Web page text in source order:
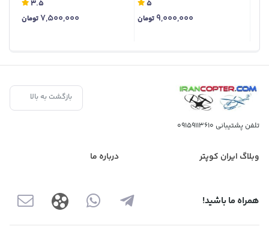
5
9,000,000 تومان
3.5
7,500,000تومان
بازگشت به بالا
تلفن پشتیبانی 09159113610
وبلاگ ایران کوپتر درباره ما
همراه ما باشید!